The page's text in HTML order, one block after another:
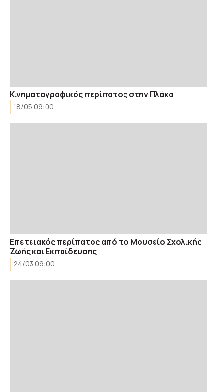
Κινηματογραφικός περίπατος στην Πλάκα
18/05 09:00
Επετειακός περίπατος από το Μουσείο Σχολικής
Ζωής και Εκπαίδευσης
24/03 09:00